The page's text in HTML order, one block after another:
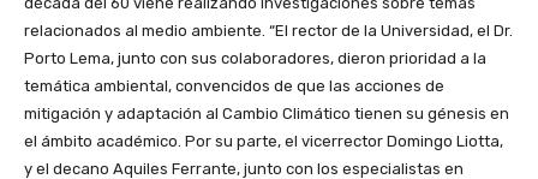
relacionados al medio ambiente. “El rector de la Universidad, el Dr.
Porto Lema, junto con sus colaboradores, dieron prioridad a la
temática ambiental, convencidos de que las acciones de
mitigación y adaptación al Cambio Climático tienen su génesis en
el ámbito académico. Por su parte, el vicerrector Domingo Liotta,
y el decano Aquiles Ferrante, junto con los especialistas en